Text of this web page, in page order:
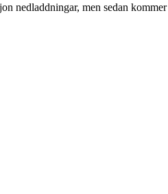
nedladdningar, men sedan kommer